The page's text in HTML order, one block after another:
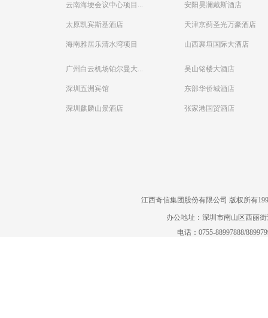
云南海埂会议中心项目...
太原凯宾斯基酒店
海南雅居乐清水湾项目
广州白云机场铂尔曼大...
深圳五洲宾馆
深圳麒麟山景酒店
安阳昊澜戴斯酒店
天津京蓟圣光万豪酒店
山西襄垣国际大酒店
吴山铭楼大酒店
东部华侨城酒店
张家港国贸酒店
江西奇信集团股份有限公司 版权所有
办公地址：深圳市南山区西丽
电话：0755-88997888/